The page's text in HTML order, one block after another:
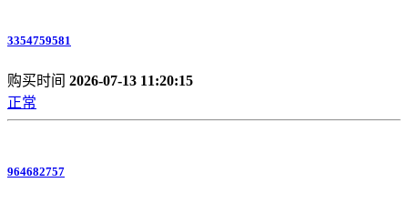
3354759581
购买时间 2026-07-13 11:20:15
正常
964682757